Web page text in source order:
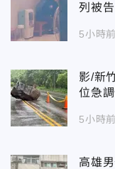
列被告
5小時前
影/新
位急
5小時前
高雄